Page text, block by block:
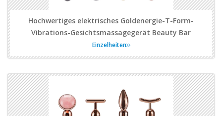
Hochwertiges elektrisches Goldenergie-T-Form-
Vibrations-Gesichtsmassagegerät Beauty Bar
Einzelheiten